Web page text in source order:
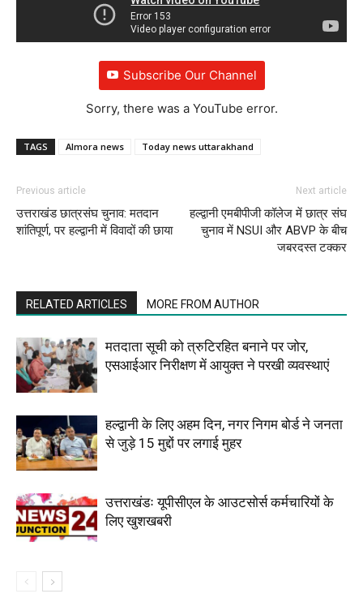
Subscribe Our Channel
Sorry, there was a YouTube error.
TAGS Almora news Today news uttarakhand
Previous article
उत्तराखंड छात्रसंघ चुनाव: मतदान
शांतिपूर्ण, पर हल्द्वानी में विवादों की छाया
Next article
हल्द्वानी एमबीपीजी कॉलेज में छात्र संघ
चुनाव में NSUI और ABVP के बीच
जबरदस्त टक्कर
RELATED ARTICLES MORE FROM AUTHOR
मतदाता सूची को त्रुटिरहित बनाने पर जोर,
एसआईआर निरीक्षण में आयुक्त ने परखी व्यवस्थाएं
हल्द्वानी के लिए अहम दिन, नगर निगम बोर्ड ने जनता
से जुड़े 15 मुद्दों पर लगाई मुहर
उत्तराखंडः यूपीसीएल के आउटसोर्स कर्मचारियों के
लिए खुशखबरी